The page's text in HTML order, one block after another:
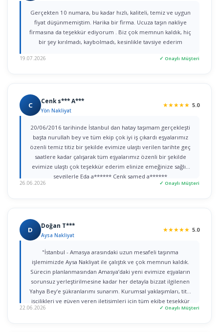
Gerçekten 10 numara, bu kadar hızlı, kaliteli, temiz ve uygun
fiyat düşünmemiştim. Harika bir firma. Ucuza taşın nakliye
firmasına da teşekkür ediyorum . Biz çok memnun kaldık, hiç
bir şey kırılmadı, kaybolmadı, kesinlikle tavsiye ederim
19.07.2026 ✓ Onaylı Müşteri
C Cenk s*** A***
Yön Nakliyat
★★★★★ 5.0
20/06/2016 tarihinde İstanbul dan hatay taşımam gerçekleşti
başta nurullah bey ve tüm ekip çok iyi iş çıkardı eşyalarımız
özenli temiz titiz bir şekilde evimize ulaştı verilen tarihte geç
saatlere kadar çalışarak tüm eşyalarımız özenli bir şekilde
evimize ulaştı çok teşekkür ederim elinize emeğinize sağlık
sevgilerle Eda a****** Cenk samed a******
26.06.2026 ✓ Onaylı Müşteri
D Doğan T***
Aysa Nakliyat
★★★★★ 5.0
"İstanbul - Amasya arasındaki uzun mesafeli taşınma
işlemimizde Aysa Nakliyat ile çalıştık ve çok memnun kaldık.
Sürecin planlanmasından Amasya’daki yeni evimize eşyaların
sorunsuz yerleştirilmesine kadar her detayla bizzat ilgilenen
Yahya Bey’e şükranlarımı sunarım. Kurumsal yaklaşımları, titiz
işçilikleri ve güven veren iletişimleri için tüm ekibe teşekkür
22.06.2026 ✓ Onaylı Müşteri